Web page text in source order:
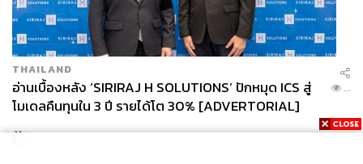
THAILAND
อ่านเบื้องหลัง ‘SIRIRAJ H SOLUTIONS’ ปักหมุด ICS สู่
โมเดลคืนทุนใน 3 ปี รายได้โต 30% [ADVERTORIAL]
...